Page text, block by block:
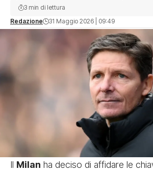
Redazione 31 Maggio 2026 | 09:49
3 min di lettura
Il Milan ha deciso di affidare le